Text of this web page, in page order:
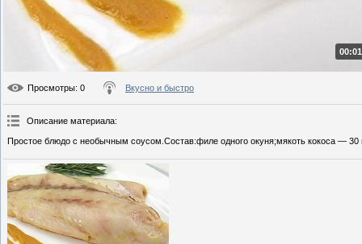
Просмотры: 0 Вкусно и быстро
Описание материала:
Простое блюдо с необычным соусом.Состав:филе одного окуня;мякоть кокоса —